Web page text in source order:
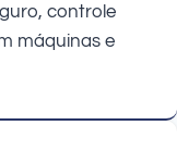
controle
máquinas e